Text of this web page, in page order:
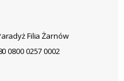
Filia Żarnów
0800 0257 0002